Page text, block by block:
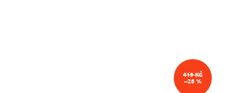
419 KČ
–28 %